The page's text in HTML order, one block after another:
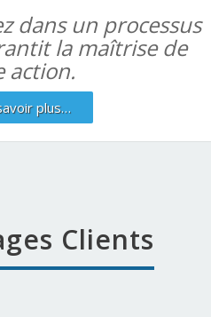
dans un processus
la maîtrise de
action.
plus…
Clients